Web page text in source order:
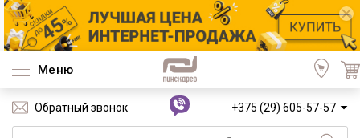
Меню
Обратный звонок +375 (29) 605-57-57